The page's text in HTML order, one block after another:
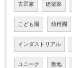
古民家 建築家
こども園 幼稚園
インダストリアル
ユニーク 敷地